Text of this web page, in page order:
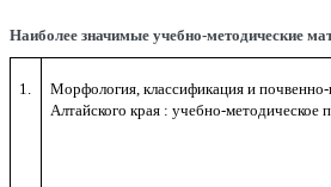
Наиболее значимые учебно-методические
1.
Морфология, классификация и
Алтайского края : учебно-методическое